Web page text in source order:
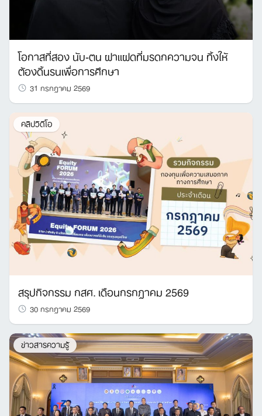
โอกาสที่สอง นับ-ตน ฝาแฝดที่มรดกความจน ทิ้งให้
ต้องดิ้นรนเพื่อการศึกษา
31 กรกฎาคม 2569
คลิปวิดีโอ
สรุปกิจกรรม กสศ. เดือนกรกฎาคม 2569
30 กรกฎาคม 2569
ข่าวสารความรู้